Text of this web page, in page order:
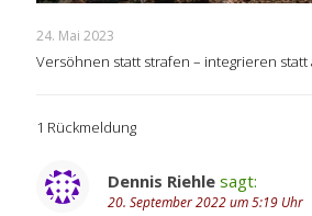
24. Mai 2023
Versöhnen statt strafen – integrieren statt
1 Rückmeldung
Dennis Riehle sagt:
20. September 2022 um 5:19 Uhr